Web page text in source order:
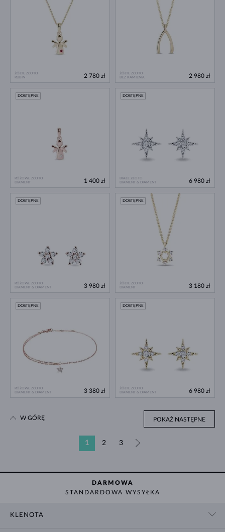
ŻÓŁTE ZŁOTO
RUBIN
2 780 zł
ŻÓŁTE ZŁOTO
BEZ KAMIENIA
2 980 zł
RÓŻOWE ZŁOTO
DIAMENT
DOSTĘPNE
1 400 zł
BIAŁE ZŁOTO
DIAMENT & DIAMENT
DOSTĘPNE
6 980 zł
RÓŻOWE ZŁOTO
DIAMENT & DIAMENT
DOSTĘPNE
3 980 zł
ŻÓŁTE ZŁOTO
DIAMENT
DOSTĘPNE
3 180 zł
RÓŻOWE ZŁOTO
DIAMENT & DIAMENT
DOSTĘPNE
3 380 zł
ŻÓŁTE ZŁOTO
DIAMENT & DIAMENT
DOSTĘPNE
6 980 zł
POKAŻ NASTĘPNE
1 2 3
W GÓRĘ
DARMOWA
STANDARDOWA WYSYŁKA
KLENOTA